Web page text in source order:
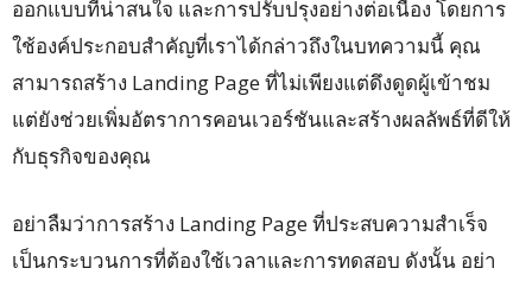
ออกแบบที่น่าสนใจ และการปรับปรุงอย่างต่อเนื่อง โดยการ
ใช้องค์ประกอบสำคัญที่เราได้กล่าวถึงในบทความนี้ คุณ
สามารถสร้าง Landing Page ที่ไม่เพียงแต่ดึงดูดผู้เข้าชม
แต่ยังช่วยเพิ่มอัตราการคอนเวอร์ชันและสร้างผลลัพธ์ที่ดีให้
กับธุรกิจของคุณ
อย่าลืมว่าการสร้าง Landing Page ที่ประสบความสำเร็จ
เป็นกระบวนการที่ต้องใช้เวลาและการทดสอบ ดังนั้น อย่า